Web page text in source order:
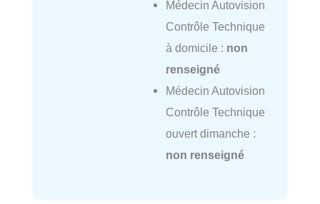
Médecin Autovision
Contrôle Technique
à domicile : non
renseigné
Médecin Autovision
Contrôle Technique
ouvert dimanche :
non renseigné